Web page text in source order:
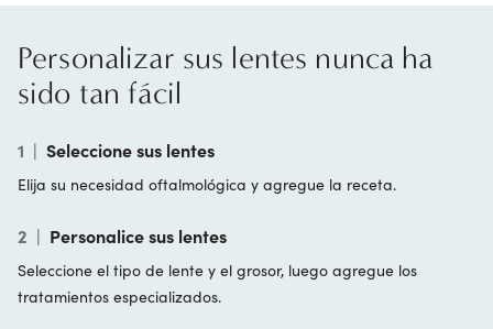
Personalizar sus lentes nunca ha
sido tan fácil
1 | Seleccione sus lentes
Elija su necesidad oftalmológica y agregue la receta.
2 | Personalice sus lentes
Seleccione el tipo de lente y el grosor, luego agregue los
tratamientos especializados.